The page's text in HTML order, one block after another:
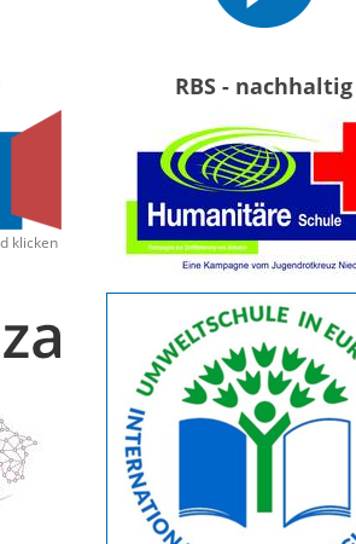
klicken
RBS - nachhaltig